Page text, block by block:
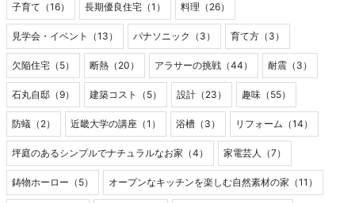
子育て（16） 長期優良住宅（1） 料理（26）
見学会・イベント（13） パナソニック（3） 育て方（3）
欠陥住宅（5） 断熱（20） アラサーの挑戦（44） 耐震（3）
石丸自邸（9） 建築コスト（5） 設計（23） 趣味（55）
防蟻（2） 近畿大学の講座（1） 浴槽（3） リフォーム（14）
坪庭のあるシンプルでナチュラルなお家（4） 家電芸人（7）
鋳物ホーロー（5） オープンなキッチンを楽しむ自然素材の家（11）